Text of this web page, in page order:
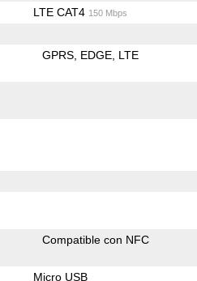
LTE CAT4 150 Mbps
GPRS EDGE LTE
Compatible con NFC
Micro USB